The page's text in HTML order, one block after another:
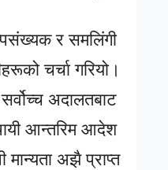
र समलिंगी
चर्चा गरियो।
अदालतबाट
आन्तरिम आदेश
मान्यता अझै प्राप्त